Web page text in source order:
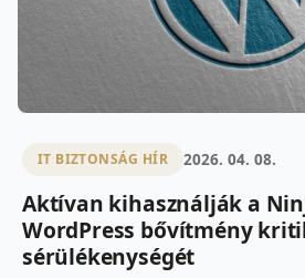
IT BIZTONSÁG HÍR 2026. 04. 08.
Aktívan kihasználják a
WordPress bővítmény
sérülékenységét